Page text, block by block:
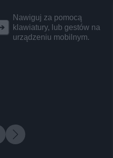
Nawiguj za pomocą
klawiatury, lub gestów na
urządzeniu mobilnym.